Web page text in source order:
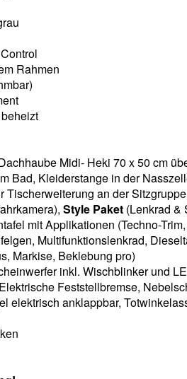
Rahmen
Midi- Heki 70 x 50 cm
Bad, Kleiderstange in der
Tischerweiterung an der
Style Paket (Lenkrad &
mit Applikationen (Techno-
Multifunktionslenkrad,
Markise, Beklebung pro)
inkl. Wischblinker und
Feststellbremse,
elektrisch anklappbar,